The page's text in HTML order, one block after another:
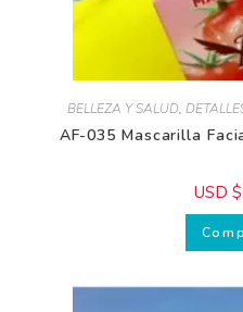
BELLEZA Y SALUD,
AF-035 Mascarilla
USD $